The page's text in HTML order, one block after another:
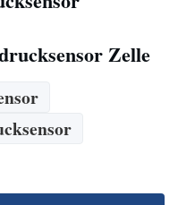
Zelle